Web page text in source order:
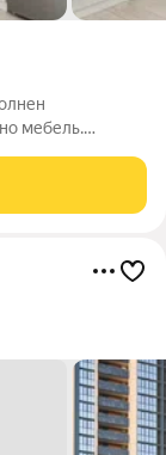
мебель.
- Парк